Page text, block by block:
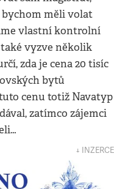
bychom měli volat
vlastní kontrolní
vyzve několik
zda je cena 20 tisíc
bytů
cenu totiž Navatyp
zatímco zájemci
↓ INZERCE